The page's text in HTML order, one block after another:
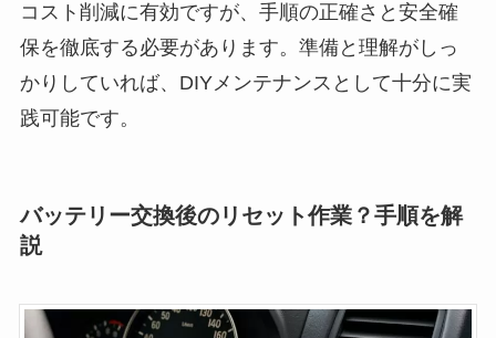
コスト削減に有効ですが、手順の正確さと安全確
保を徹底する必要があります。準備と理解がしっ
かりしていれば、DIYメンテナンスとして十分に実
践可能です。
バッテリー交換後のリセット作業？手順を解
説